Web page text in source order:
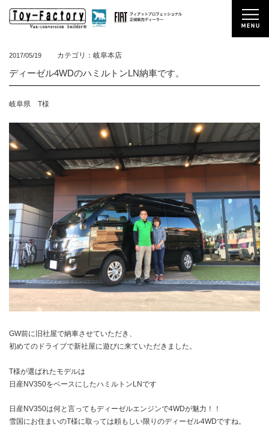
2017/05/19 カテゴリ：岐阜本店
ディーゼル4WDのハミルトンLN納車です。
岐阜県 T様
GW前に旧社屋で納車させていただき、
初めてのドライブで新社屋に遊びに来ていただきました。
T様が選ばれたモデルは
日産NV350をベースにしたハミルトンLNです
日産NV350は何と言ってもディーゼルエンジンで4WDが魅力！！
雪国にお住まいのT様に取っては頼もしい限りのディーゼル4WDですね。